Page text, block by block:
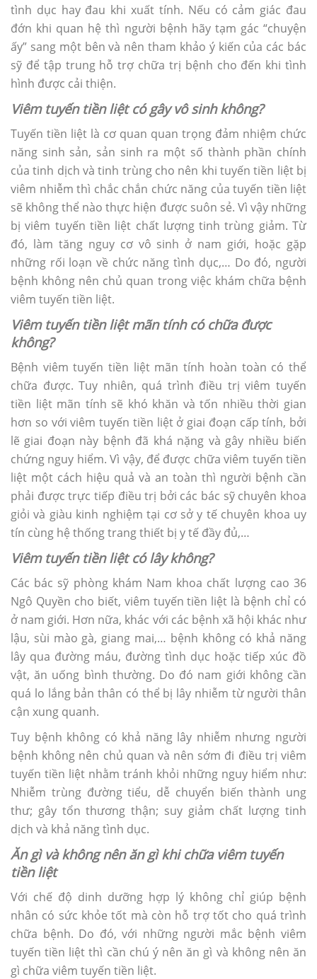
tình dục hay đau khi xuất tính. Nếu có cảm giác đau
đớn khi quan hệ thì người bệnh hãy tạm gác “chuyện
ấy” sang một bên và nên tham khảo ý kiến của các bác
sỹ để tập trung hỗ trợ chữa trị bệnh cho đến khi tình
hình được cải thiện.
Viêm tuyến tiền liệt có gây vô sinh không?
Tuyến tiền liệt là cơ quan quan trọng đảm nhiệm chức
năng sinh sản, sản sinh ra một số thành phần chính
của tinh dịch và tinh trùng cho nên khi tuyến tiền liệt bị
viêm nhiễm thì chắc chắn chức năng của tuyến tiền liệt
sẽ không thể nào thực hiện được suôn sẻ. Vì vậy những
bị viêm tuyến tiền liệt chất lượng tinh trùng giảm. Từ
đó, làm tăng nguy cơ vô sinh ở nam giới, hoặc gặp
những rối loạn về chức năng tình dục,… Do đó, người
bệnh không nên chủ quan trong việc khám chữa bệnh
viêm tuyến tiền liệt.
Viêm tuyến tiền liệt mãn tính có chữa được
không?
Bệnh viêm tuyến tiền liệt mãn tính hoàn toàn có thể
chữa được. Tuy nhiên, quá trình điều trị viêm tuyến
tiền liệt mãn tính sẽ khó khăn và tốn nhiều thời gian
hơn so với viêm tuyến tiền liệt ở giai đoạn cấp tính, bởi
lẽ giai đoạn này bệnh đã khá nặng và gây nhiều biến
chứng nguy hiểm. Vì vậy, để được chữa viêm tuyến tiền
liệt một cách hiệu quả và an toàn thì người bệnh cần
phải được trực tiếp điều trị bởi các bác sỹ chuyên khoa
giỏi và giàu kinh nghiệm tại cơ sở y tế chuyên khoa uy
tín cùng hệ thống trang thiết bị y tế đầy đủ,…
Viêm tuyến tiền liệt có lây không?
Các bác sỹ phòng khám Nam khoa chất lượng cao 36
Ngô Quyền cho biết, viêm tuyến tiền liệt là bệnh chỉ có
ở nam giới. Hơn nữa, khác với các bệnh xã hội khác như
lậu, sùi mào gà, giang mai,… bệnh không có khả năng
lây qua đường máu, đường tình dục hoặc tiếp xúc đồ
vật, ăn uống bình thường. Do đó nam giới không cần
quá lo lắng bản thân có thể bị lây nhiễm từ người thân
cận xung quanh.
Tuy bệnh không có khả năng lây nhiễm nhưng người
bệnh không nên chủ quan và nên sớm đi điều trị viêm
tuyến tiền liệt nhằm tránh khỏi những nguy hiểm như:
Nhiễm trùng đường tiểu, dễ chuyển biến thành ung
thư; gây tổn thương thận; suy giảm chất lượng tinh
dịch và khả năng tình dục.
Ăn gì và không nên ăn gì khi chữa viêm tuyến
tiền liệt
Với chế độ dinh dưỡng hợp lý không chỉ giúp bệnh
nhân có sức khỏe tốt mà còn hỗ trợ tốt cho quá trình
chữa bệnh. Do đó, với những người mắc bệnh viêm
tuyến tiền liệt thì cần chú ý nên ăn gì và không nên ăn
gì chữa viêm tuyến tiền liệt.